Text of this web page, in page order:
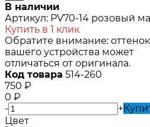
В наличии
Артикул: PV70-14 розовый
Купить в 1 клик
Обратите внимание:
вашего устройства может
отличаться от оригинала.
Код товара 514-260
750 ₽
0 ₽
-
+
Цвет